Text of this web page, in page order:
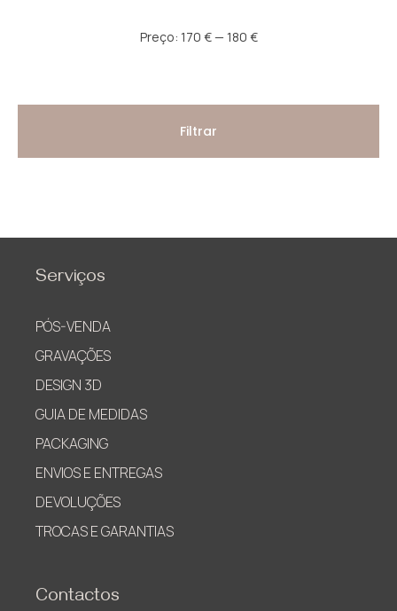
Preço
Preço
Filtrar
Preço: 170 €— 180 €
Serviços
PÓS-VENDA
GRAVAÇÕES
DESIGN 3D
GUIA DE MEDIDAS
PACKAGING
ENVIOS E ENTREGAS
DEVOLUÇÕES
TROCAS E GARANTIAS
Contactos